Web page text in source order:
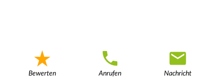
Bewerten Anrufen Nachricht